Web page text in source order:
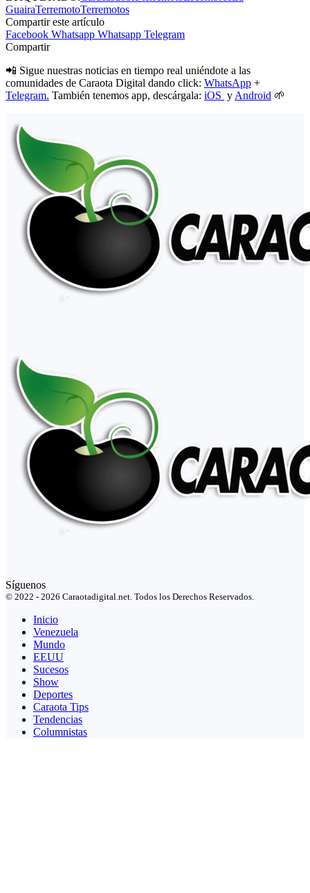
GuairaTerremotoTerremotos
Compartir este artículo
Facebook Whatsapp Whatsapp Telegram
Compartir
📲 Sigue nuestras noticias en tiempo real uniéndote a las
comunidades de Caraota Digital dando click: WhatsApp +
Telegram. También tenemos app, descárgala: iOS y Android 🌱
Síguenos
© 2022 - 2026 Caraotadigital.net. Todos los Derechos Reservados.
Inicio
Venezuela
Mundo
EEUU
Sucesos
Show
Deportes
Caraota Tips
Tendencias
Columnistas